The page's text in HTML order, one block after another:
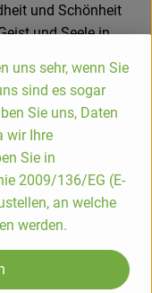
und Schönheit
und Seele in
und
mit ihnen unsere
Mensch und
Qualität
Produkte aus
Fürsorge und
faire
Lieferanten, Kunden,
Vision teilen.
Wirkkräfte aus dem
uns sehr, wenn Sie
sind es sogar
Sie uns, Daten
wir Ihre
Sie in
2009/136/EG (E-
an welche
werden.